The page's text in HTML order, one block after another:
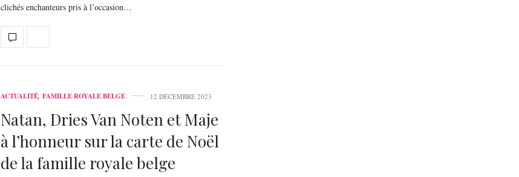
clichés enchanteurs pris à l’occasion…
ACTUALITÉ, FAMILLE ROYALE BELGE 12 DÉCEMBRE 2023
Natan, Dries Van Noten et Maje
à l’honneur sur la carte de Noël
de la famille royale belge